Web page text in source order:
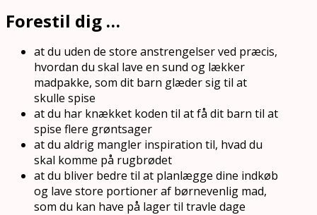
Forestil dig …
at du uden de store anstrengelser ved præcis,
hvordan du skal lave en sund og lækker
madpakke, som dit barn glæder sig til at
skulle spise
at du har knækket koden til at få dit barn til at
spise flere grøntsager
at du aldrig mangler inspiration til, hvad du
skal komme på rugbrødet
at du bliver bedre til at planlægge dine indkøb
og lave store portioner af børnevenlig mad,
som du kan have på lager til travle dage